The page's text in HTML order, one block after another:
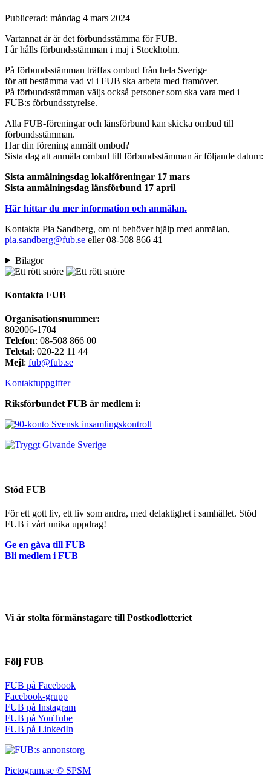
Publicerad: måndag 4 mars 2024
Vartannat år är det förbundsstämma för FUB.
I år hålls förbundsstämman i maj i Stockholm.
På förbundsstämman träffas ombud från hela Sverige
för att bestämma vad vi i FUB ska arbeta med framöver.
På förbundsstämman väljs också personer som ska vara med i
FUB:s förbundsstyrelse.
Alla FUB-föreningar och länsförbund kan skicka ombud till
förbundsstämman.
Har din förening anmält ombud?
Sista dag att anmäla ombud till förbundsstämman är följande datum:
Sista anmälningsdag lokalföreningar 17 mars
Sista anmälningsdag länsförbund 17 april
Här hittar du mer information och anmälan.
Kontakta Pia Sandberg, om ni behöver hjälp med anmälan,
pia.sandberg@fub.se eller 08-508 866 41
Bilagor
Kontakta FUB
Organisationsnummer:
802006-1704
Telefon: 08-508 866 00
Teletal: 020-22 11 44
Mejl: fub@fub.se
Kontaktuppgifter
Riksförbundet FUB är medlem i:
Stöd FUB
För ett gott liv, ett liv som andra, med delaktighet i samhället. Stöd
FUB i vårt unika uppdrag!
Ge en gåva till FUB
Bli medlem i FUB
Vi är stolta förmånstagare till Postkodlotteriet
Följ FUB
FUB på Facebook
Facebook-grupp
FUB på Instagram
FUB på YouTube
FUB på LinkedIn
Pictogram.se © SPSM